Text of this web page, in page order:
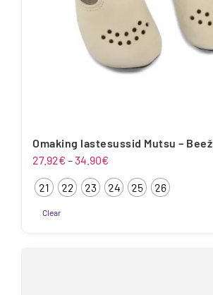
Omaking lastesussid Mutsu – Beež
27.92€ –34.90€
27.92€
kuni
21 22 23 24 25 26
Clear